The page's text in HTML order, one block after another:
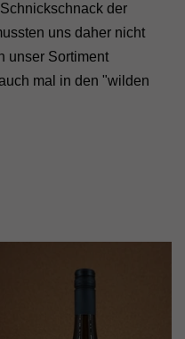
der
uns daher nicht
unser Sortiment
mal in den "wilden